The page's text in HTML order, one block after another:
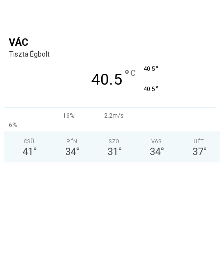
VÁC
Tiszta Égbolt
40.5 ° C 40.5 °
40.5 °
16%
2.2m/s
6%
CSÜ
41 °
PÉN
34°
SZO
31 °
VAS
34°
HÉT
37°